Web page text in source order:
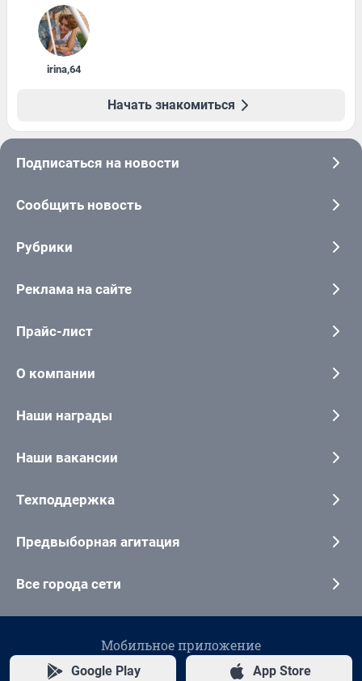
irina,64
Начать знакомиться
Подписаться на новости
Сообщить новость
Рубрики
Реклама на сайте
Прайс-лист
О компании
Наши награды
Наши вакансии
Техподдержка
Предвыборная агитация
Все города сети
Мобильное приложение
Google Play App Store